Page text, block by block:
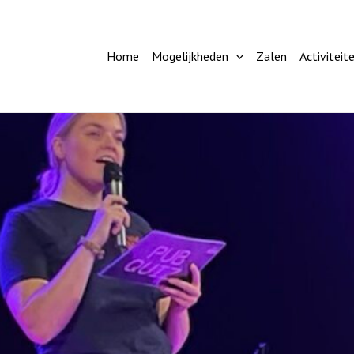
Home Mogelijkheden Zalen